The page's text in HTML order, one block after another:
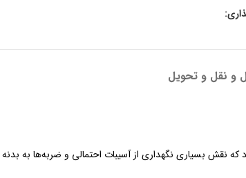
و نقل و تحویل
بسیاری نگهداری از آسیبات احتمالی‌ و ضربه‌ها به بدنه و